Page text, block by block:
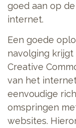
goed aan op
internet.
Een goede
navolging
Creative
van het
eenvoudige
omspringen
websites.